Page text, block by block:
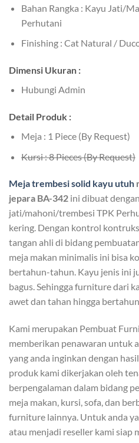
Bahan Rangka : Kayu Jati/
Perhutani
Finishing : Cat Natural /
Dimensi Ukuran :
Hubungi Admin
Detail Produk :
Meja : 1 Piece (By Request)
Kursi : 8 Pieces (By Request)
Meja trembesi solid kayu utuh
jepara BA-342 ini dibuat
jati/mahoni/trembesi TPK
kering. Dengan kontrol
tangan ahli di bidang
meja makan minimalis ini bisa
bertahun-tahun. Kayu jenis ini
bagus. Sehingga furniture dari
awet dan tahan hingga
Kami merupakan Pembuat
memberikan penawaran untuk
yang anda inginkan dengan
produk kami dikerjakan oleh
berpengalaman dalam bidang
meja makan, kursi, sofa, dan
furniture lainnya. Untuk anda
atau menjadi reseller kami siap